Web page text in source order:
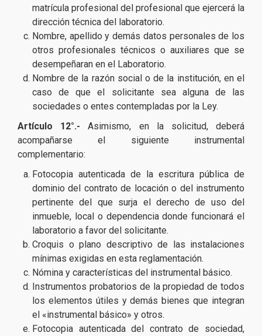
matrícula profesional del profesional que ejercerá la
dirección técnica del laboratorio.
Nombre, apellido y demás datos personales de los
otros profesionales técnicos o auxiliares que se
desempeñaran en el Laboratorio.
Nombre de la razón social o de la institución, en el
caso de que el solicitante sea alguna de las
sociedades o entes contempladas por la Ley.
Artículo 12°.- Asimismo, en la solicitud, deberá
acompañarse el siguiente instrumental
complementario:
Fotocopia autenticada de la escritura pública de
dominio del contrato de locación o del instrumento
pertinente del que surja el derecho de uso del
inmueble, local o dependencia donde funcionará el
laboratorio a favor del solicitante.
Croquis o plano descriptivo de las instalaciones
mínimas exigidas en esta reglamentación.
Nómina y características del instrumental básico.
Instrumentos probatorios de la propiedad de todos
los elementos útiles y demás bienes que integran
el «instrumental básico» y otros.
Fotocopia autenticada del contrato de sociedad,